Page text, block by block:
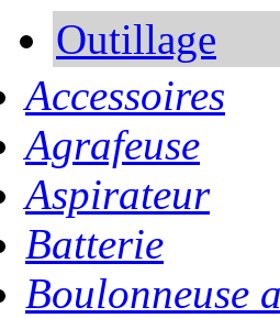
Outillage
Accessoires
Agrafeuse
Aspirateur
Batterie
Boulonneuse